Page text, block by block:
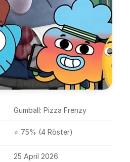
Gumball: Pizza Frenzy
⭐ 75% (4 Röster)
25 April 2026